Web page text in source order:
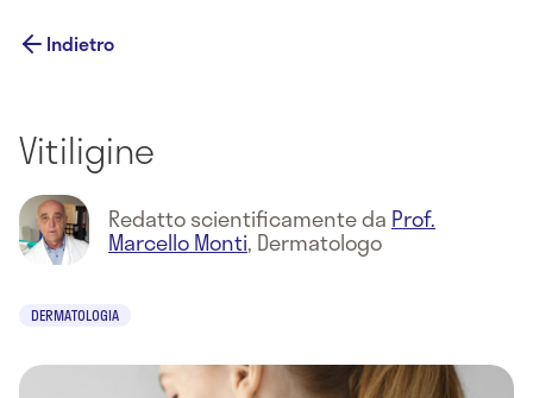
Indietro
Vitiligine
Redatto scientificamente da Prof.
Marcello Monti, Dermatologo
DERMATOLOGIA